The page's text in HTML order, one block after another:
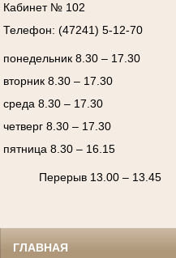
Кабинет № 102
Телефон: (47241) 5-12-70
понедельник 8.30 – 17.30
вторник 8.30 – 17.30
среда 8.30 – 17.30
четверг 8.30 – 17.30
пятница 8.30 – 16.15
Перерыв 13.00 – 13.45
ГЛАВНАЯ